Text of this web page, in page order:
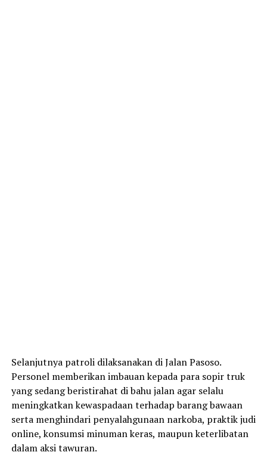
Selanjutnya patroli dilaksanakan di Jalan Pasoso.
Personel memberikan imbauan kepada para sopir truk
yang sedang beristirahat di bahu jalan agar selalu
meningkatkan kewaspadaan terhadap barang bawaan
serta menghindari penyalahgunaan narkoba, praktik judi
online, konsumsi minuman keras, maupun keterlibatan
dalam aksi tawuran.